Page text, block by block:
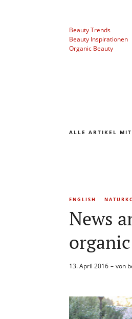
Beauty Trends
Beauty Inspirationen
Organic Beauty
ALLE ARTIKEL
ENGLISH
News
13. April 2016 von